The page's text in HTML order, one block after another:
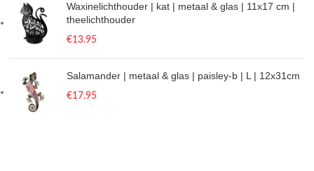
Waxinelichthouder | kat | metaal & glas | 11x17 cm |
theelichthouder
€13.95
Salamander | metaal & glas | paisley-b | L | 12x31cm
€17.95